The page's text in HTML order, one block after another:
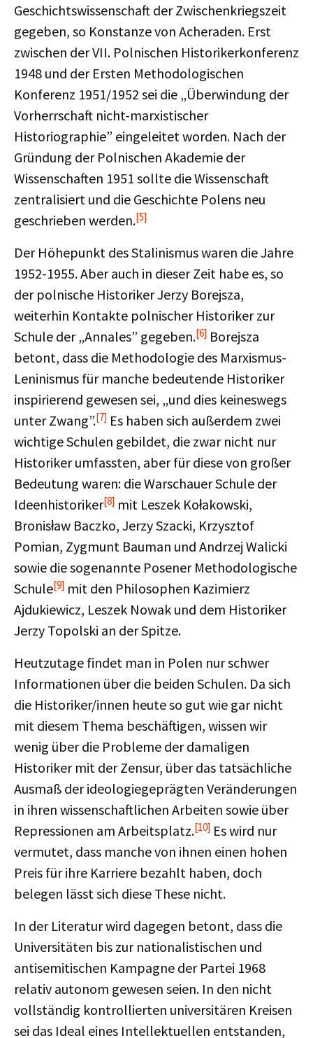
Geschichtswissenschaft der Zwischenkriegszeit
gegeben, so Konstanze von Acheraden. Erst
zwischen der VII. Polnischen Historikerkonferenz
1948 und der Ersten Methodologischen
Konferenz 1951/1952 sei die „Überwindung der
Vorherrschaft nicht-marxistischer
Historiographie” eingeleitet worden. Nach der
Gründung der Polnischen Akademie der
Wissenschaften 1951 sollte die Wissenschaft
zentralisiert und die Geschichte Polens neu
geschrieben werden.[5]
Der Höhepunkt des Stalinismus waren die Jahre
1952-1955. Aber auch in dieser Zeit habe es, so
der polnische Historiker Jerzy Borejsza,
weiterhin Kontakte polnischer Historiker zur
Schule der „Annales” gegeben.[6] Borejsza
betont, dass die Methodologie des Marxismus-
Leninismus für manche bedeutende Historiker
inspirierend gewesen sei, „und dies keineswegs
unter Zwang”.[7] Es haben sich außerdem zwei
wichtige Schulen gebildet, die zwar nicht nur
Historiker umfassten, aber für diese von großer
Bedeutung waren: die Warschauer Schule der
Ideenhistoriker[8] mit Leszek Kołakowski,
Bronisław Baczko, Jerzy Szacki, Krzysztof
Pomian, Zygmunt Bauman und Andrzej Walicki
sowie die sogenannte Posener Methodologische
Schule[9] mit den Philosophen Kazimierz
Ajdukiewicz, Leszek Nowak und dem Historiker
Jerzy Topolski an der Spitze.
Heutzutage findet man in Polen nur schwer
Informationen über die beiden Schulen. Da sich
die Historiker/innen heute so gut wie gar nicht
mit diesem Thema beschäftigen, wissen wir
wenig über die Probleme der damaligen
Historiker mit der Zensur, über das tatsächliche
Ausmaß der ideologiegeprägten Veränderungen
in ihren wissenschaftlichen Arbeiten sowie über
Repressionen am Arbeitsplatz.[10] Es wird nur
vermutet, dass manche von ihnen einen hohen
Preis für ihre Karriere bezahlt haben, doch
belegen lässt sich diese These nicht.
In der Literatur wird dagegen betont, dass die
Universitäten bis zur nationalistischen und
antisemitischen Kampagne der Partei 1968
relativ autonom gewesen seien. In den nicht
vollständig kontrollierten universitären Kreisen
sei das Ideal eines Intellektuellen entstanden,